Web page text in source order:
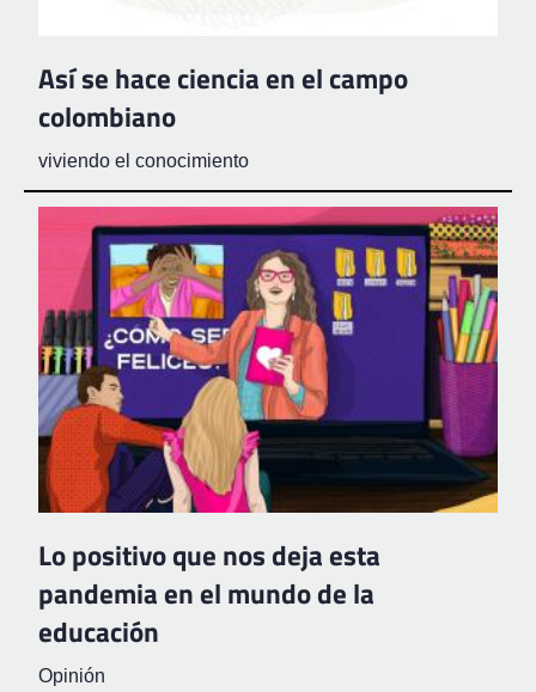
Así se hace ciencia en el campo
colombiano
viviendo el conocimiento
Lo positivo que nos deja esta
pandemia en el mundo de la
educación
Opinión